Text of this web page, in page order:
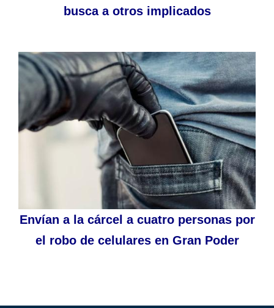
busca a otros implicados
Envían a la cárcel a cuatro personas por
el robo de celulares en Gran Poder